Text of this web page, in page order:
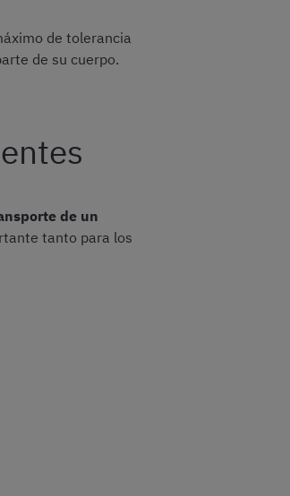
de tolerancia
de su cuerpo.
de un
tanto para los